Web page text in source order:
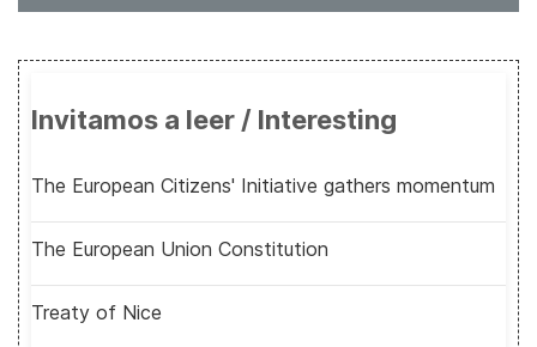
Invitamos a leer / Interesting
The European Citizens' Initiative gathers momentum
The European Union Constitution
Treaty of Nice